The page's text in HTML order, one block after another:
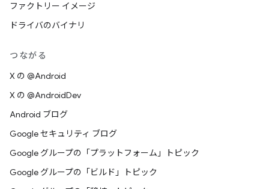
ファクトリー イメージ
ドライバのバイナリ
つながる
X の @Android
X の @AndroidDev
Android ブログ
Google セキュリティ ブログ
Google グループの「プラットフォーム」トピック
Google グループの「ビルド」トピック